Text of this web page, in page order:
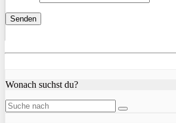
Wonach suchst du?